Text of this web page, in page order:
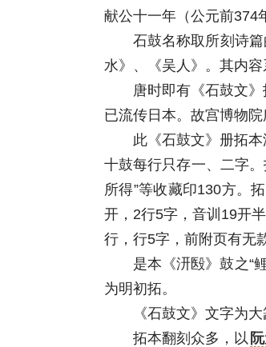
献公十一年（公元前374
石鼓名称取所刻诗篇
水》、《吴人》。其内
唐时即有《石鼓文》拓
已流传日本。故宫博物院
此《石鼓文》册拓本浓
十鼓每行只存一、二字
所得”等收藏印130方。
开，2行5字，音训19开
行，行5字，前附页有无
是本《汧殹》鼓之“鲤”
为明初拓。
《石鼓文》文字为大篆
拓本翻刻众多，以